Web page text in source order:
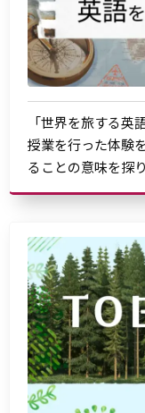
「世界を旅する英
授業を行った体験
ることの意味を探